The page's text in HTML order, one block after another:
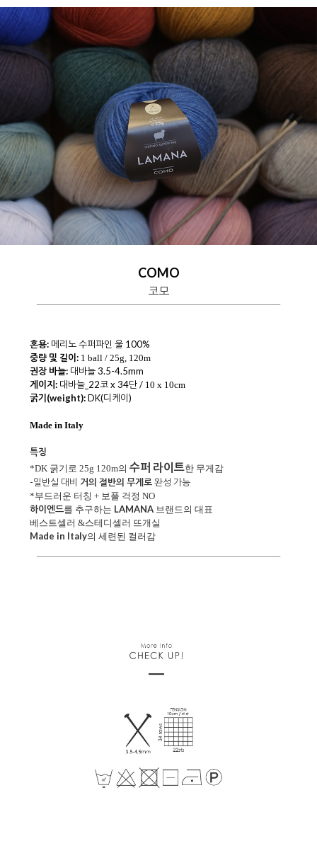
COMO
코모
혼용: 메리노 수퍼파인 울 100%
중량 및 길이: 1 ball / 25g, 120m
권장 바늘: 대바늘 3.5-4.5mm
게이지: 대바늘_22코 x 34단 / 10 x 10cm
굵기(weight):DK(디케이)
Made in Italy
특징
*DK 굵기로 25g 120m의 수퍼 라이트한 무게감
-일반실 대비 거의 절반의 무게로완성 가능
*부드러운 터칭 + 보풀 걱정 NO
하이엔드를 추구하는 LAMANA 브랜드의 대표
베스트셀러 &스테디셀러 뜨개실
Made in Italy의 세련된 컬러감